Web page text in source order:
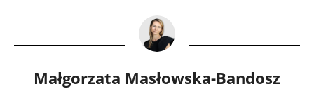
Małgorzata Masłowska-Bandosz